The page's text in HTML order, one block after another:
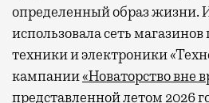
определенный образ жизни.
использовала сеть
техники и электроники
кампании«Новаторство вне
представленной летом 2026